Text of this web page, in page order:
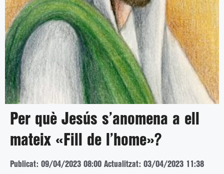
Per què Jesús s’anomena a ell
mateix «Fill de l’home»?
Publicat: 09/04/2023 08:00 Actualitzat: 03/04/2023 11:38